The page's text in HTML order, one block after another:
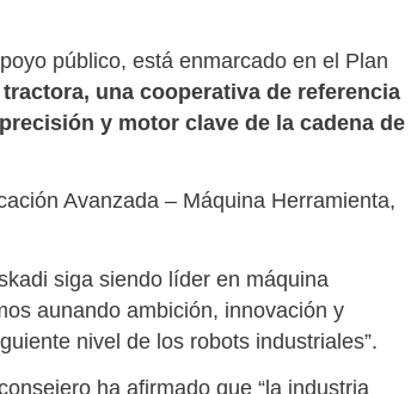
público, está enmarcado en el Plan
una cooperativa de referencia
y motor clave de la cadena de
Avanzada – Máquina Herramienta,
siga siendo líder en máquina
aunando ambición, innovación y
nivel de los robots industriales”.
ha afirmado que “la industria